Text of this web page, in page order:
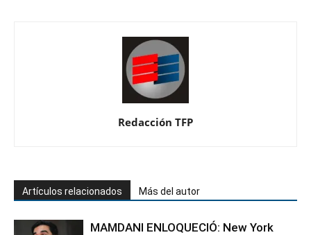
Redacción TFP
Artículos relacionados Más del autor
MAMDANI ENLOQUECIÓ: New York